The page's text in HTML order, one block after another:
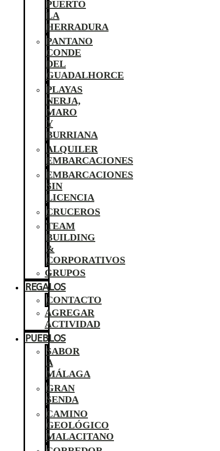
PUERTO
LA
HERRADURA
PANTANO
CONDE
DEL
GUADALHORCE
PLAYAS
NERJA,
MARO
Y
BURRIANA
ALQUILER
EMBARCACIONES
EMBARCACIONES
SIN
LICENCIA
CRUCEROS
TEAM
BUILDING
&
CORPORATIVOS
GRUPOS
REGALOS
CONTACTO
AGREGAR
ACTIVIDAD
PUEBLOS
SABOR
A
MÁLAGA
GRAN
SENDA
CAMINO
GEOLÓGICO
MALACITANO